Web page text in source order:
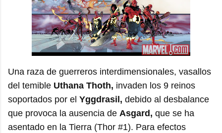
Una raza de guerreros interdimensionales, vasallos
del temible Uthana Thoth, invaden los 9 reinos
soportados por el Yggdrasil, debido al desbalance
que provoca la ausencia de Asgard, que se ha
asentado en la Tierra (Thor #1). Para efectos